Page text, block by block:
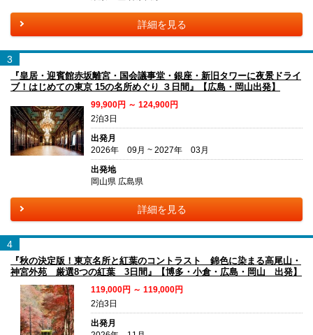
詳細を見る
3
『皇居・迎賓館赤坂離宮・国会議事堂・銀座・新旧タワーに夜景ドライ
ブ！はじめての東京 15の名所めぐり ３日間』【広島・岡山出発】
99,900円 ～ 124,900円
2泊3日
出発月
2026年 09月 ~ 2027年 03月
出発地
岡山県 広島県
詳細を見る
4
『秋の決定版！東京名所と紅葉のコントラスト 錦色に染まる高尾山・
神宮外苑 厳選8つの紅葉 3日間』【博多・小倉・広島・岡山 出発】
119,000円 ～ 119,000円
2泊3日
出発月